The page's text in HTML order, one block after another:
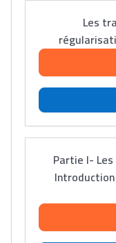
Les
Partie I-